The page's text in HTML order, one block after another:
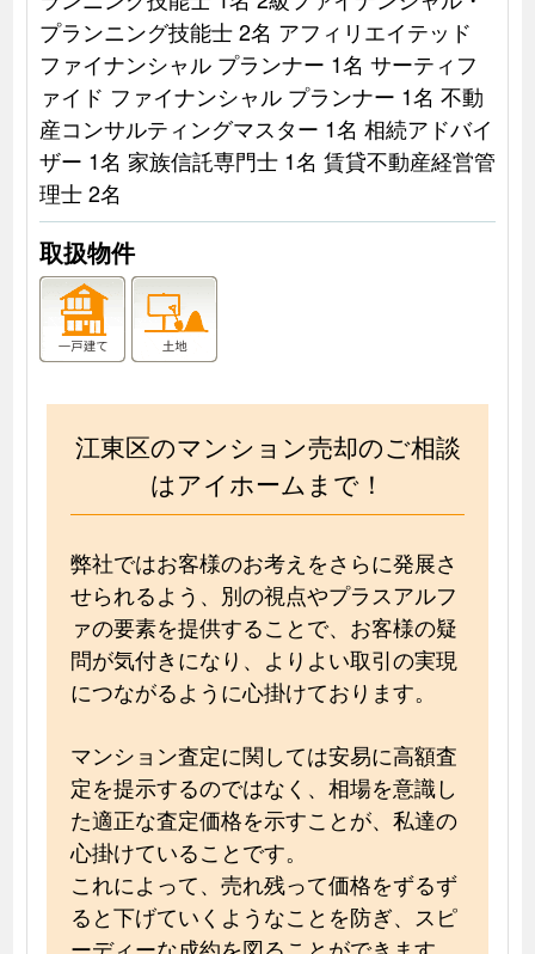
プランニング技能士 2名 アフィリエイテッド
ファイナンシャル プランナー 1名 サーティフ
ァイド ファイナンシャル プランナー 1名 不動
産コンサルティングマスター 1名 相続アドバイ
ザー 1名 家族信託専門士 1名 賃貸不動産経営管
理士 2名
取扱物件
江東区のマンション売却のご相談
はアイホームまで！
弊社ではお客様のお考えをさらに発展さ
せられるよう、別の視点やプラスアルフ
ァの要素を提供することで、お客様の疑
問が気付きになり、よりよい取引の実現
につながるように心掛けております。
マンション査定に関しては安易に高額査
定を提示するのではなく、相場を意識し
た適正な査定価格を示すことが、私達の
心掛けていることです。
これによって、売れ残って価格をずるず
ると下げていくようなことを防ぎ、スピ